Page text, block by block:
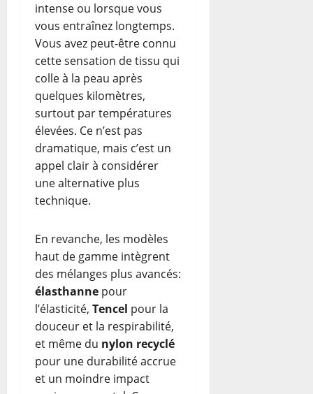
intense ou lorsque vous
vous entraînez longtemps.
Vous avez peut-être connu
cette sensation de tissu qui
colle à la peau après
quelques kilomètres,
surtout par températures
élevées. Ce n’est pas
dramatique, mais c’est un
appel clair à considérer
une alternative plus
technique.
En revanche, les modèles
haut de gamme intègrent
des mélanges plus avancés:
élasthanne pour
l’élasticité, Tencel pour la
douceur et la respirabilité,
et même du nylon recyclé
pour une durabilité accrue
et un moindre impact